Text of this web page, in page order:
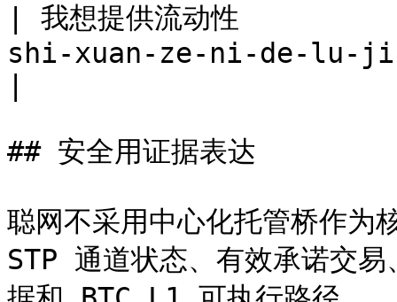
| 我想提供流动性
shi-xuan-ze-ni-de-lu-
## 安全用证据表达
聪网不采用中心化托管桥作为
STP 通道状态、有效承诺交